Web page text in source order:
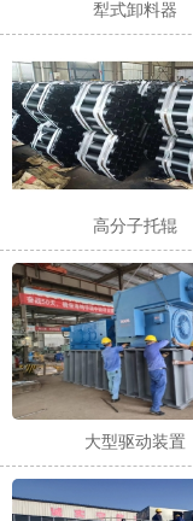
犁式卸料器
高分子托辊
大型驱动装置